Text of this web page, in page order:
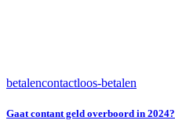
betalencontactloos-betalen
Gaat contant geld overboord in 2024?